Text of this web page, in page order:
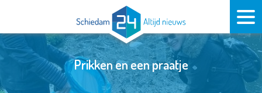
Prikken en een praatje